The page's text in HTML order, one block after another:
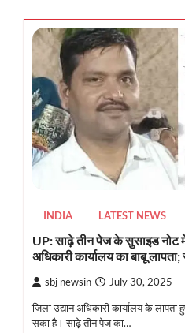
INDIA LATEST NEWS
UP: साढ़े तीन पेज के सुसाइड नोट में
अधिकारी कार्यालय का बाबू लापता;
sbj newsin July 30, 2025
जिला उद्यान अधिकारी कार्यालय के
सका है। साढ़े तीन पेज का…